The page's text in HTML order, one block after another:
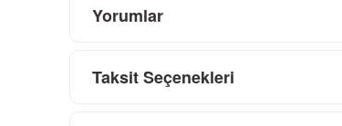
Yorumlar
Taksit Seçenekleri